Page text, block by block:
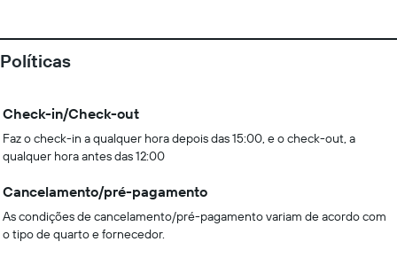
Políticas
Check-in/Check-out
Faz o check-in a qualquer hora depois das 15:00, e o check-out, a
qualquer hora antes das 12:00
Cancelamento/pré-pagamento
As condições de cancelamento/pré-pagamento variam de acordo com
o tipo de quarto e fornecedor.